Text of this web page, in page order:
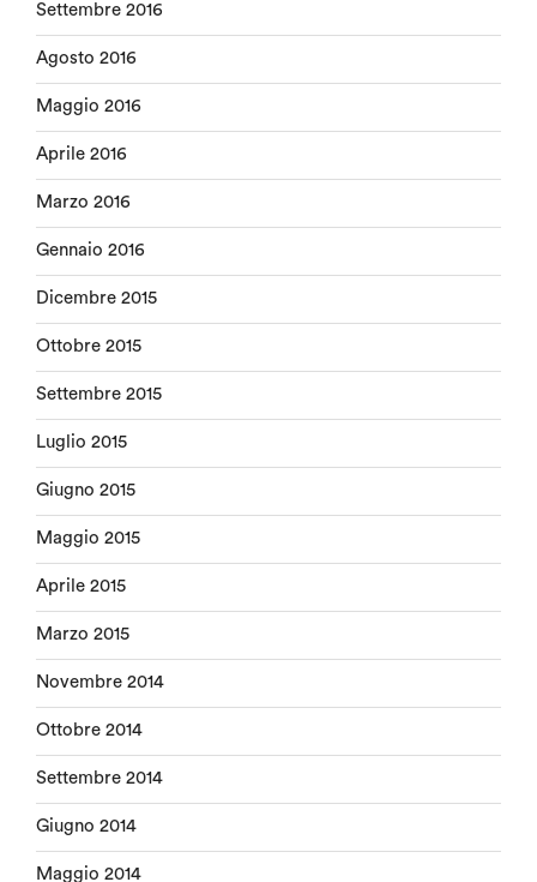
Settembre 2016
Agosto 2016
Maggio 2016
Aprile 2016
Marzo 2016
Gennaio 2016
Dicembre 2015
Ottobre 2015
Settembre 2015
Luglio 2015
Giugno 2015
Maggio 2015
Aprile 2015
Marzo 2015
Novembre 2014
Ottobre 2014
Settembre 2014
Giugno 2014
Maggio 2014